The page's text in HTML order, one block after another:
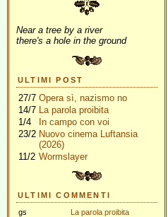
Near a tree by a river
there's a hole in the ground
ULTIMI POST
27/7 Opera sì, nazismo no
14/7 La parola proibita
1/4
In campo con voi
23/2 Nuovo cinema Luftansia
(2026)
11/2 Wormslayer
ULTIMI COMMENTI
gs
La parola proibita